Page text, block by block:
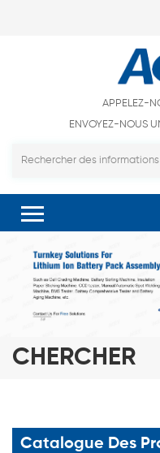
APPELEZ-
ENVOYEZ-NOUS
CHERCHER
Catalogue Des